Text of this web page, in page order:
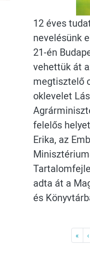
12 éves
nevelésünk
21-én
vehettük át
megtisztelő
oklevelet
felelős
Erika, az
adta át a
és
«Első‹